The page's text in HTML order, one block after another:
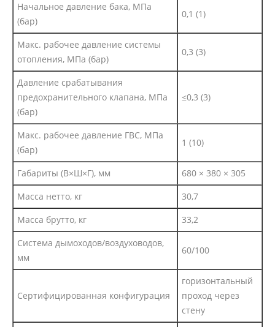
Начальное давление бака, МПа
(бар)
0,1 (1)
Макс. рабочее давление системы
отопления, МПа (бар)
0,3 (3)
Давление срабатывания
предохранительного клапана, МПа
(бар)
≤0,3 (3)
Макс. рабочее давление ГВС, МПа
(бар)
1 (10)
Габариты (В×Ш×Г), мм
680 × 380 × 305
Масса нетто, кг
30,7
Масса брутто, кг
33,2
Система дымоходов/воздуховодов,
мм
60/100
Сертифицированная конфигурация
горизонтальный
проход через
стену